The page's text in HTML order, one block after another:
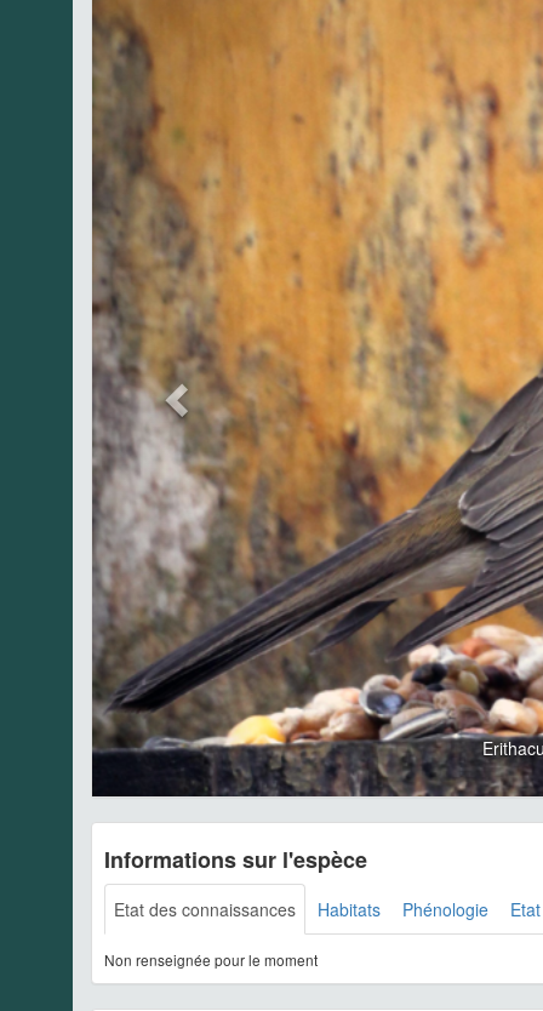
Informations sur l'espèce
Etat des connaissances Habitats Phénologie
Non renseignée pour le moment